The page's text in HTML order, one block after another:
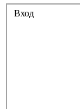
Вход